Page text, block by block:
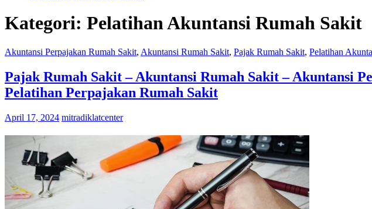
Kategori: Pelatihan Akuntansi Rumah Sakit
Akuntansi Perpajakan Rumah Sakit, Akuntansi Rumah Sakit, Pajak Rumah Sakit, Pelatihan
Pajak Rumah Sakit – Akuntansi Rumah Sakit – Akuntansi
Pelatihan Perpajakan Rumah Sakit
April 17, 2024 mitradiklatcenter